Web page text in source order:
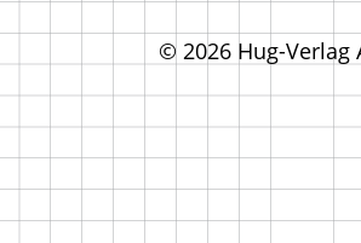
© 2026 Hug-Verlag